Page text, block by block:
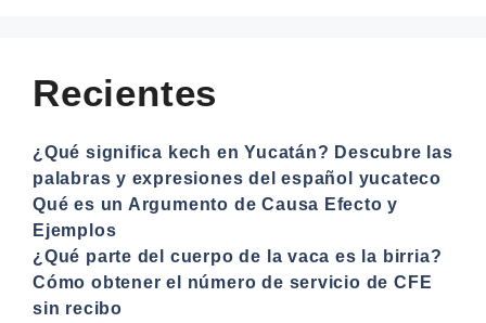
Recientes
¿Qué significa kech en Yucatán? Descubre las
palabras y expresiones del español yucateco
Qué es un Argumento de Causa Efecto y
Ejemplos
¿Qué parte del cuerpo de la vaca es la birria?
Cómo obtener el número de servicio de CFE
sin recibo